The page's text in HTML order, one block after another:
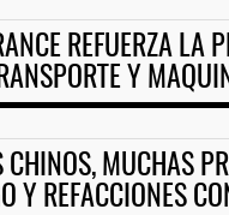
REFUERZA LA
Y
CHINOS, MUCHAS
Y REFACCIONES